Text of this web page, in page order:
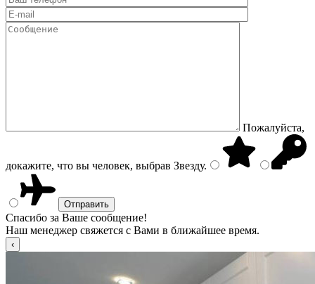
Пожалуйста,
докажите, что вы человек, выбрав Звезду.
Спасибо за Ваше сообщение!
Наш менеджер свяжется с Вами в ближайшее время.